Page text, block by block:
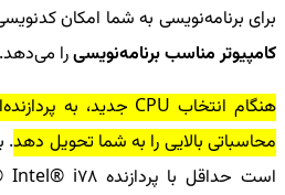
برای برنامه‌نویسی به شما امکان
کامپیوتر مناسب برنامه‌نویسیرا می‌دهد.
هنگام انتخاب CPU جدید، به
محاسباتی بالایی را به شما تحویل دهد.
است حداقل با پردازنده 8 Intel® i7